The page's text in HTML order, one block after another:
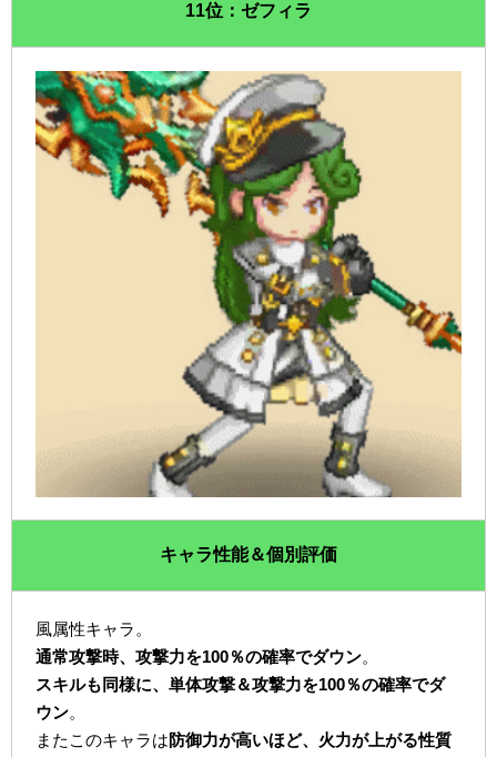
11位：ゼフィラ
キャラ性能＆個別評価
風属性キャラ。
通常攻撃時、攻撃力を100％の確率でダウン。
スキルも同様に、単体攻撃＆攻撃力を100％の確率でダ
ウン。
またこのキャラは防御力が高いほど、火力が上がる性質